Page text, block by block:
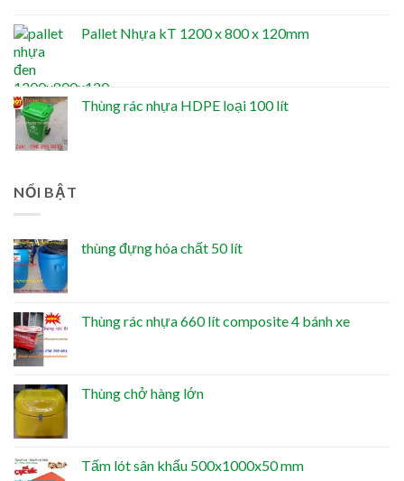
Pallet Nhựa kT 1200 x 800 x 120mm
Thùng rác nhựa HDPE loại 100 lít
NỔI BẬT
thùng đựng hóa chất 50 lít
Thùng rác nhựa 660 lít composite 4 bánh xe
Thùng chở hàng lớn
Tấm lót sân khấu 500x1000x50 mm